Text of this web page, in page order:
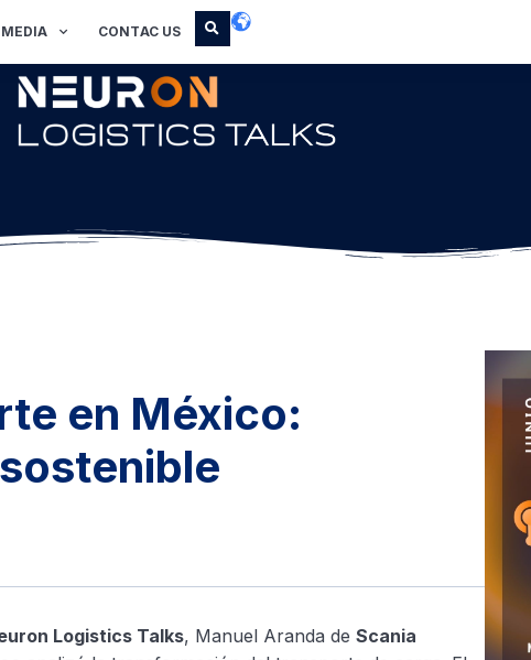
MEDIA CONTAC US
en México:
Logistics Talks, Manuel Aranda de Scania